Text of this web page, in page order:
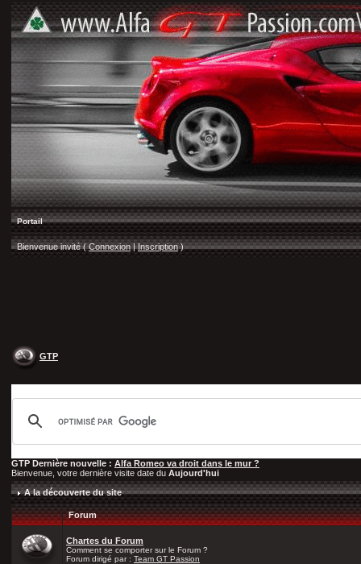
Portail
Bienvenue invité ( Connexion |Inscription)
GTP
GTP Dernière nouvelle : Alfa Romeo va droit dans le mur ?
Bienvenue, votre dernière visite date du Aujourd'hui
A la découverte du site
Forum
Chartes du Forum
Comment se comporter sur le Forum ?
Forum dirigé par : Team GT Passion